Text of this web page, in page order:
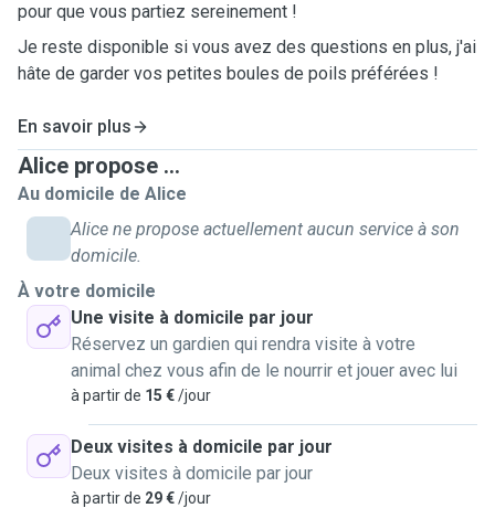
pour que vous partiez sereinement !
Je reste disponible si vous avez des questions en plus, j'ai
hâte de garder vos petites boules de poils préférées !
En savoir plus
Alice propose ...
Au domicile de Alice
Alice ne propose actuellement aucun service à son
domicile.
À votre domicile
Une visite à domicile par jour
Réservez un gardien qui rendra visite à votre
animal chez vous afin de le nourrir et jouer avec lui
à partir de 15 €/jour
Deux visites à domicile par jour
Deux visites à domicile par jour
à partir de 29 €/jour